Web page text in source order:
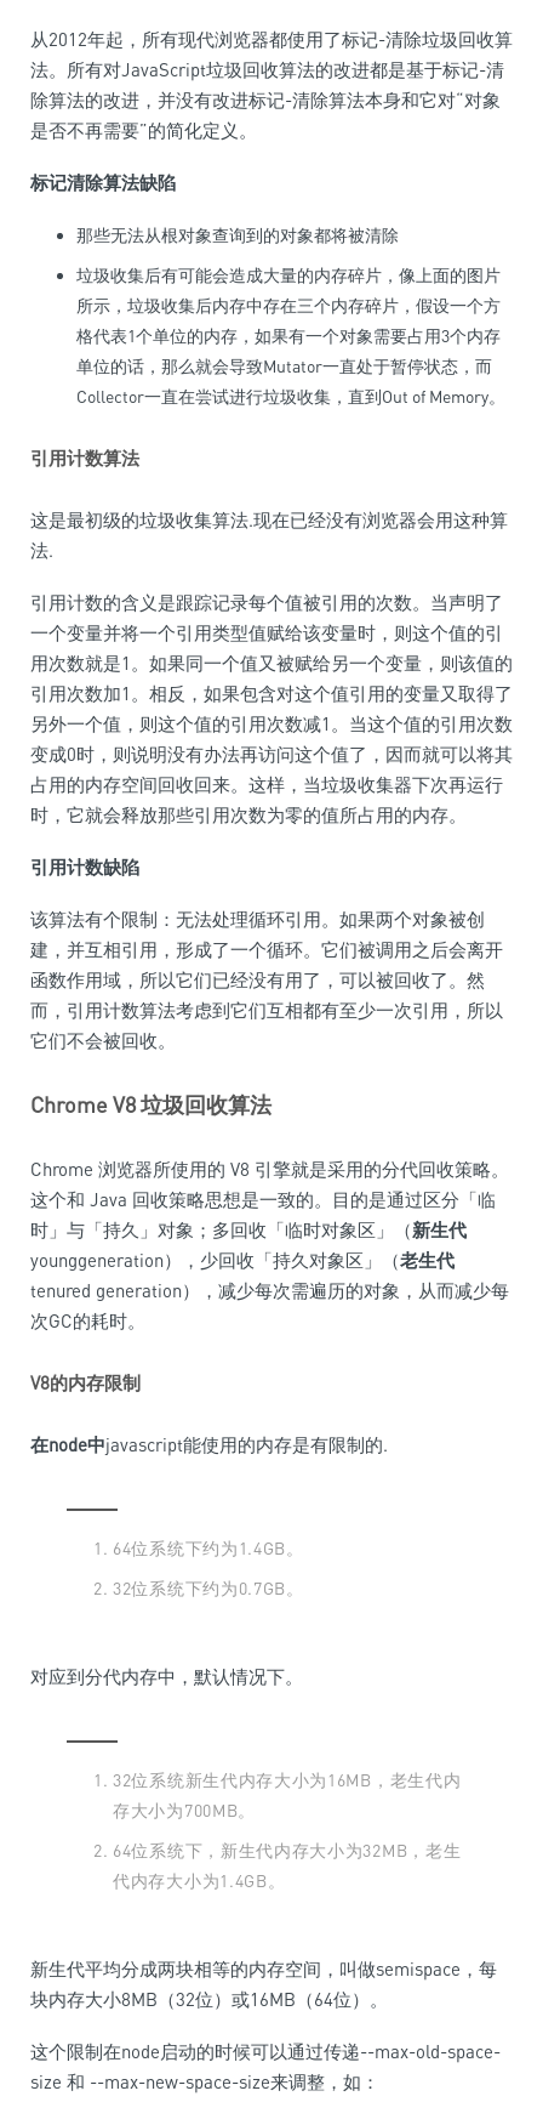
从2012年起，所有现代浏览器都使用了标记-清除垃圾回收算
法。所有对JavaScript垃圾回收算法的改进都是基于标记-清
除算法的改进，并没有改进标记-清除算法本身和它对“对象
是否不再需要”的简化定义。
标记清除算法缺陷
那些无法从根对象查询到的对象都将被清除
垃圾收集后有可能会造成大量的内存碎片，像上面的图片
所示，垃圾收集后内存中存在三个内存碎片，假设一个方
格代表1个单位的内存，如果有一个对象需要占用3个内存
单位的话，那么就会导致Mutator一直处于暂停状态，而
Collector一直在尝试进行垃圾收集，直到Out of Memory。
引用计数算法
这是最初级的垃圾收集算法.现在已经没有浏览器会用这种算
法.
引用计数的含义是跟踪记录每个值被引用的次数。当声明了
一个变量并将一个引用类型值赋给该变量时，则这个值的引
用次数就是1。如果同一个值又被赋给另一个变量，则该值的
引用次数加1。相反，如果包含对这个值引用的变量又取得了
另外一个值，则这个值的引用次数减1。当这个值的引用次数
变成0时，则说明没有办法再访问这个值了，因而就可以将其
占用的内存空间回收回来。这样，当垃圾收集器下次再运行
时，它就会释放那些引用次数为零的值所占用的内存。
引用计数缺陷
该算法有个限制：无法处理循环引用。如果两个对象被创
建，并互相引用，形成了一个循环。它们被调用之后会离开
函数作用域，所以它们已经没有用了，可以被回收了。然
而，引用计数算法考虑到它们互相都有至少一次引用，所以
它们不会被回收。
Chrome V8 垃圾回收算法
Chrome 浏览器所使用的 V8 引擎就是采用的分代回收策略。
这个和 Java 回收策略思想是一致的。目的是通过区分「临
时」与「持久」对象；多回收「临时对象区」（新生代
younggeneration），少回收「持久对象区」（老生代
tenured generation），减少每次需遍历的对象，从而减少每
次GC的耗时。
V8的内存限制
在node中javascript能使用的内存是有限制的.
64位系统下约为1.4GB。
32位系统下约为0.7GB。
对应到分代内存中，默认情况下。
32位系统新生代内存大小为16MB，老生代内
存大小为700MB。
64位系统下，新生代内存大小为32MB，老生
代内存大小为1.4GB。
新生代平均分成两块相等的内存空间，叫做semispace，每
块内存大小8MB（32位）或16MB（64位）。
这个限制在node启动的时候可以通过传递--max-old-space-
size 和 --max-new-space-size来调整，如：